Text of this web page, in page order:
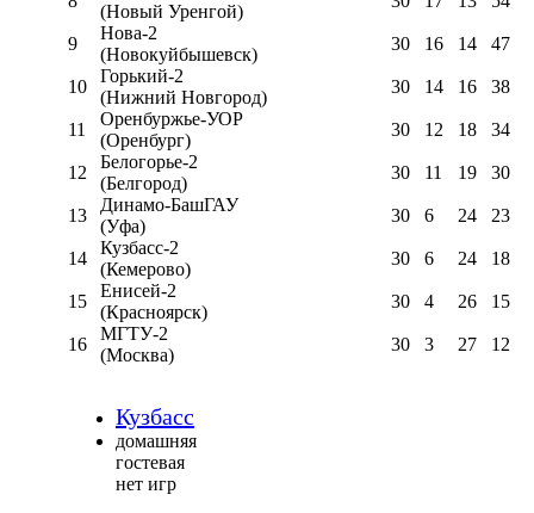
(Новый Уренгой)
9
Нова-2
(Новокуйбышевск)
30 16 14 47
10
Горький-2
(Нижний Новгород)
30 14 16 38
11
Оренбуржье-УОР
(Оренбург)
30 12 18 34
12
Белогорье-2
(Белгород)
30 11 19 30
13
Динамо-БашГАУ
(Уфа)
30 6 24 23
14
Кузбасс-2
(Кемерово)
30 6 24 18
15
Енисей-2
(Красноярск)
30 4 26 15
16
МГТУ-2
(Москва)
30 3 27 12
Кузбасс
домашняя
гостевая
нет игр